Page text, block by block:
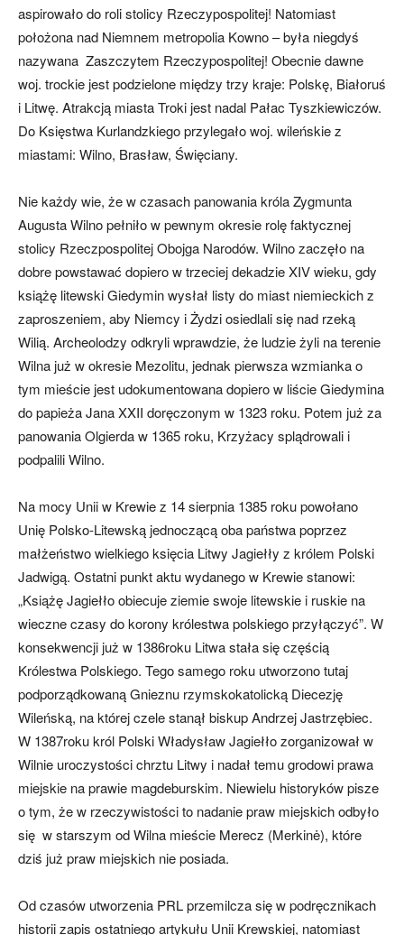
aspirowało do roli stolicy Rzeczypospolitej! Natomiast
położona nad Niemnem metropolia Kowno – była niegdyś
nazywana Zaszczytem Rzeczypospolitej! Obecnie dawne
woj. trockie jest podzielone między trzy kraje: Polskę, Białoruś
i Litwę. Atrakcją miasta Troki jest nadal Pałac Tyszkiewiczów.
Do Księstwa Kurlandzkiego przylegało woj. wileńskie z
miastami: Wilno, Brasław, Święciany.
Nie każdy wie, że w czasach panowania króla Zygmunta
Augusta Wilno pełniło w pewnym okresie rolę faktycznej
stolicy Rzeczpospolitej Obojga Narodów. Wilno zaczęło na
dobre powstawać dopiero w trzeciej dekadzie XIV wieku, gdy
książę litewski Giedymin wysłał listy do miast niemieckich z
zaproszeniem, aby Niemcy i Żydzi osiedlali się nad rzeką
Wilią. Archeolodzy odkryli wprawdzie, że ludzie żyli na terenie
Wilna już w okresie Mezolitu, jednak pierwsza wzmianka o
tym mieście jest udokumentowana dopiero w liście Giedymina
do papieża Jana XXII doręczonym w 1323 roku. Potem już za
panowania Olgierda w 1365 roku, Krzyżacy splądrowali i
podpalili Wilno.
Na mocy Unii w Krewie z 14 sierpnia 1385 roku powołano
Unię Polsko-Litewską jednoczącą oba państwa poprzez
małżeństwo wielkiego księcia Litwy Jagiełły z królem Polski
Jadwigą. Ostatni punkt aktu wydanego w Krewie stanowi:
„Książę Jagiełło obiecuje ziemie swoje litewskie i ruskie na
wieczne czasy do korony królestwa polskiego przyłączyć”. W
konsekwencji już w 1386roku Litwa stała się częścią
Królestwa Polskiego. Tego samego roku utworzono tutaj
podporządkowaną Gnieznu rzymskokatolicką Diecezję
Wileńską, na której czele stanął biskup Andrzej Jastrzębiec.
W 1387roku król Polski Władysław Jagiełło zorganizował w
Wilnie uroczystości chrztu Litwy i nadał temu grodowi prawa
miejskie na prawie magdeburskim. Niewielu historyków pisze
o tym, że w rzeczywistości to nadanie praw miejskich odbyło
się w starszym od Wilna mieście Merecz (Merkinė), które
dziś już praw miejskich nie posiada.
Od czasów utworzenia PRL przemilcza się w podręcznikach
historii zapis ostatniego artykułu Unii Krewskiej, natomiast